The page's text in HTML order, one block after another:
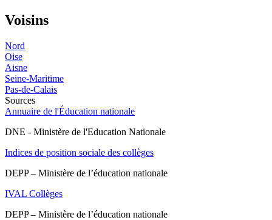
Voisins
Nord
Oise
Aisne
Seine-Maritime
Pas-de-Calais
Sources
Annuaire de l'Éducation nationale
DNE - Ministère de l'Education Nationale
Indices de position sociale des collèges
DEPP – Ministère de l’éducation nationale
IVAL Collèges
DEPP – Ministère de l’éducation nationale